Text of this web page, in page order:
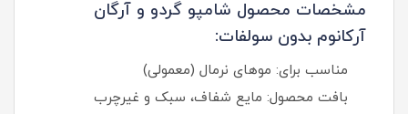
مشخصات محصول شامپو گردو و آرگان
آرکانوم بدون سولفات:
مناسب برای: موهای نرمال (معمولی)
بافت محصول: مایع شفاف، سبک و غیرچرب